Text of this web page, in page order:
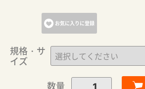
お気に入りに登録
規格・サ
イズ
数量